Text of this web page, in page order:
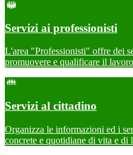
Servizi ai professionisti
L'area "Professionisti" offre dei
promuovere e qualificare il lavoro
Servizi al cittadino
Organizza le informazioni ed i
concrete e quotidiane di vita e di